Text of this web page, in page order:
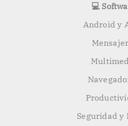
💻
Android y
Seguridad y